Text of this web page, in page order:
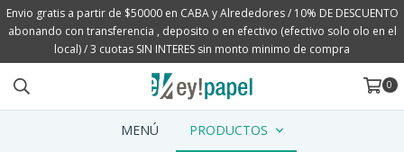
Envio gratis a partir de $50000 en CABA y Alrededores / 10% DE DESCUENTO
abonando con transferencia , deposito o en efectivo (efectivo solo olo en el
local) / 3 cuotas SIN INTERES sin monto minimo de compra
0
MENÚ PRODUCTOS